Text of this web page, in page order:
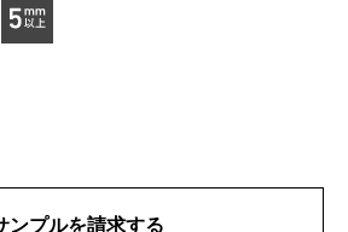
ンプルを請求する